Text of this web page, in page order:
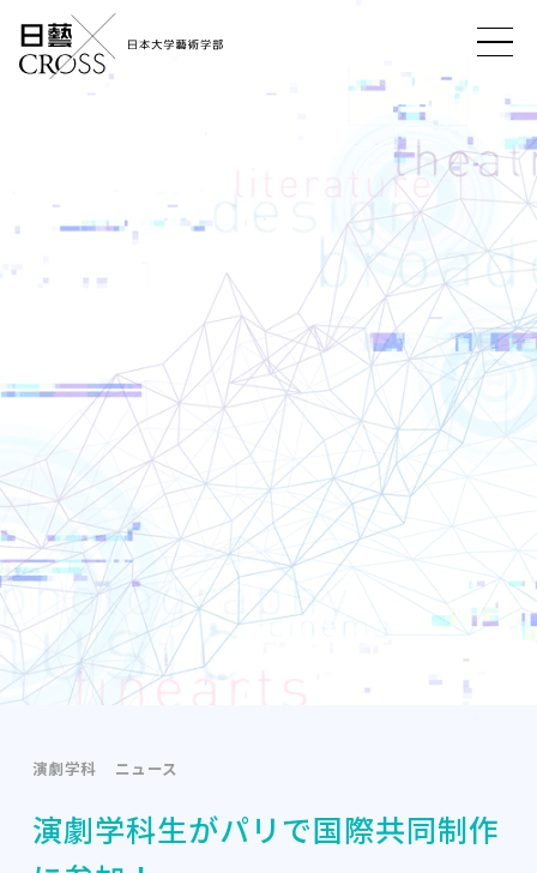
演劇学科 ニュース
演劇学科生がパリで国際共同制作